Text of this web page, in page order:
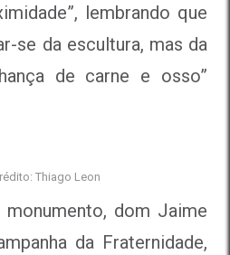
lembrando que
se da escultura, mas da
de carne e osso”
Thiago Leon
dom Jaime
da Fraternidade,